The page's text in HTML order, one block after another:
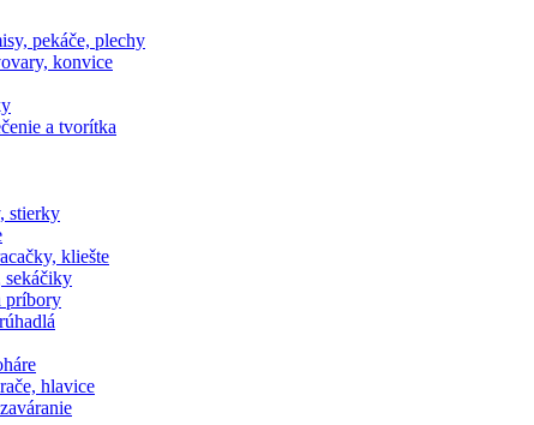
pekáče, plechy
konvice
a tvorítka
stierky
kliešte
sekáčiky
príbory
hlavice